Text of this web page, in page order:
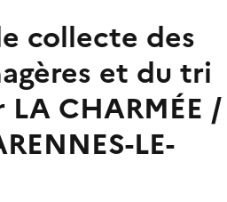
collecte des
et du tri
CHARMÉE /
LE-